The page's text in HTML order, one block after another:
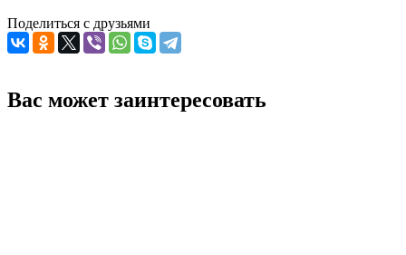
Поделиться с друзьями
Вас может заинтересовать